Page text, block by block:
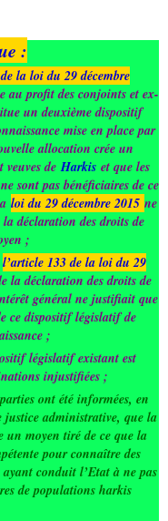
:
la loi du 29 décembre
au profit des conjoints et ex-
un deuxième dispositif
mise en place par
allocation crée un
veuves deHarkis et que les
sont pas bénéficiaires de ce
loi du 29 décembre 2015 ne
déclaration des droits de
;
l’article 133 de la loi du 29
la déclaration des droits de
général ne justifiait que
ce dispositif législatif de
;
législatif existant est
injustifiées ;
ont été informées, en
justice administrative, que la
un moyen tiré de ce que la
pour connaître des
ayant conduit l’Etat à ne pas
de populations harkis